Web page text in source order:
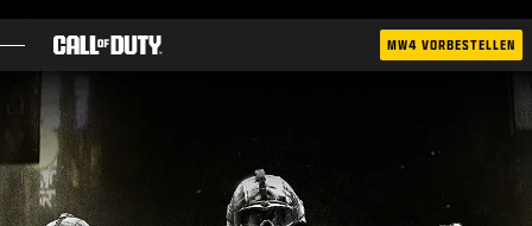
NEWS
SHOP
MW4 VORBESTELLEN